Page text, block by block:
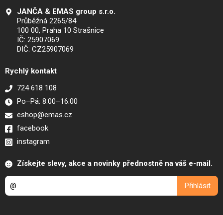
JANČA & EMAS group s.r.o.
Průběžná 2265/84
100 00, Praha 10 Strašnice
IČ: 25907069
DIČ: CZ25907069
Rychlý kontakt
724 618 108
Po–Pá: 8.00–16.00
eshop@emas.cz
facebook
instagram
Získejte slevy, akce a novinky přednostně na váš e-mail.